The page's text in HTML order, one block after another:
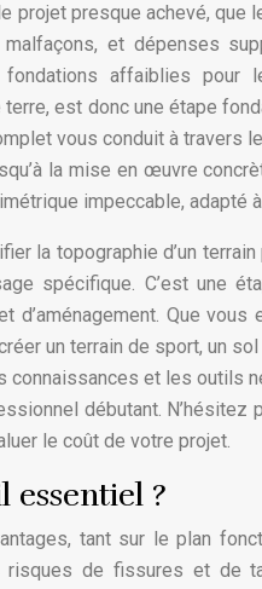
presque achevé, que
et dépenses
affaiblies pour
est donc une étape
vous conduit à travers
la mise en œuvre
impeccable, adapté
la topographie d’un
spécifique. C’est une
Que vous
un terrain de sport, un
connaissances et les outils
débutant. N’hésitez
le coût de votre projet.
?
tant sur le plan
de fissures et de